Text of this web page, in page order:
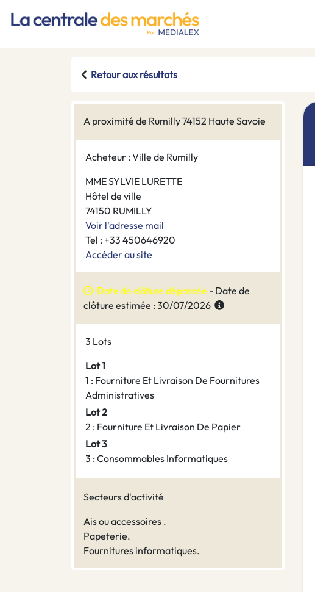
Retour aux résultats
A proximité de Rumilly 74152 Haute Savoie
Acheteur : Ville de Rumilly
MME SYLVIE LURETTE
Hôtel de ville
74150 RUMILLY
Voir l'adresse mail
Tel : +33 450646920
Accéder au site
Date de clôture dépassée - Date de
clôture estimée : 30/07/2026
3 Lots
Lot 1
1 : Fourniture Et Livraison De Fournitures
Administratives
Lot 2
2 : Fourniture Et Livraison De Papier
Lot 3
3 : Consommables Informatiques
Secteurs d'activité
Ais ou accessoires .
Papeterie.
Fournitures informatiques.